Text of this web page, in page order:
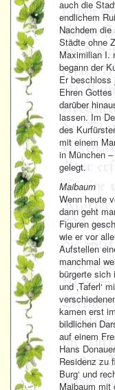
auch die
endlichem
Nachdem
Städte ohne
Maximilian I.
begann der
Er beschloss
Ehren
darüber
lassen. Im
des
mit einem
in München
gelegt.
Maibaum
Wenn heute
dann geht
Figuren
wie er vor
Aufstellen
manchmal
bürgerte sich
und ‚Taferl‘
kamen erst
bildlichen
auf einem
Hans
Residenz zu
Burg‘ und
Maibaum mit